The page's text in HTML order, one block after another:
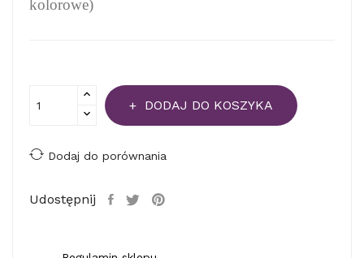
kolorowe)
DODAJ DO KOSZYKA
Dodaj do porównania
Udostępnij